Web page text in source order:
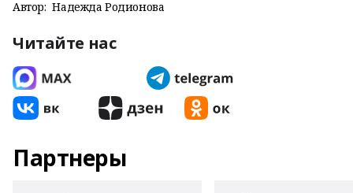
Автор: Надежда Родионова
Читайте нас
Партнеры